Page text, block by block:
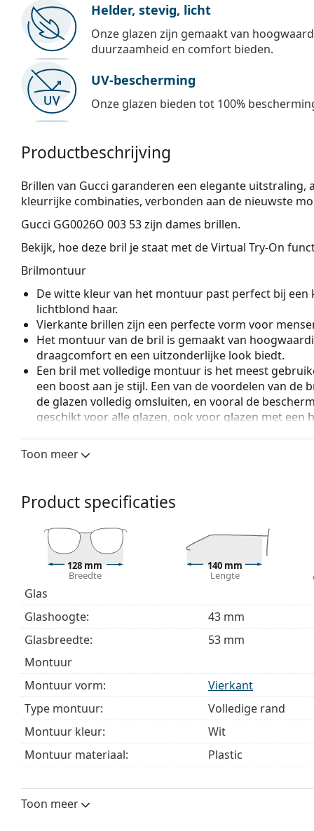
Helder, stevig, licht
Onze glazen zijn gemaakt van
duurzaamheid en comfort bieden.
UV-bescherming
Onze glazen bieden tot 100%
Productbeschrijving
Brillen van Gucci garanderen een elegante uitstraling,
kleurrijke combinaties, verbonden aan de nieuwste
Gucci GG0026O 003 53zijn dames brillen.
Bekijk, hoe deze bril je staat met de Virtual Try-On
Brilmontuur
De witte kleur van het montuur past perfect bij
lichtblond haar.
Vierkante brillen zijn een perfecte vorm voor
Het montuur van de bril is gemaakt van
draagcomfort en een uitzonderlijke look biedt.
Een bril met volledige montuur is het meest
een boost aan je stijl. Een van de voordelen van
de glazen volledig omsluiten, en vooral de
geschikt voor alle glazen, ook voor glazen met een
Accessoires
Wij leveren de brillen in een originele hoes. De
modellen worden geleverd met een stoffen zakje in
Bekijk het volledige assortiment
bij het kiezen.
Het is een medisch hulpmiddel. Lees de instructies
Toon meer
Product specificaties
128 mm
Breedte
140 mm
Lengte
Glas
Glashoogte:
43 mm
Glasbreedte:
53 mm
montuur
Montuur vorm:
Vierkant
Type montuur:
Volledige rand
Montuur kleur:
Wit
Montuur materiaal:
Plastic
Breedte:
Toon meer